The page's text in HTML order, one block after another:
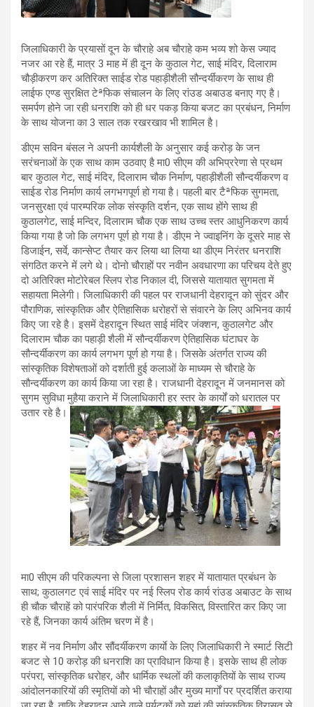
जिलाधिकारी के प्रयासों दून के चौराहे अब चौराहे कम भव्य शो केस ज्याद
नजर आ रहे हैं, मात्र 3 माह में ही दून के कुठाल गेट, साई मंदिर, दिलाराम
चौड़ीकरण कर अतिरिक्त साईड रोड पहाड़ीशैली सौन्दर्यीकरण के साथ ही
लाईफ एण्ड सुरक्षित टेªफिक संचालन के लिए रांउड अबाउड बनाए गए है।
समर्पण होने जा रही धनराशि को ही धर पकड़ किया बजट का प्रबंधन, निर्माण
के साथ योजना का 3 साल तक रखरखाव भी शामिल है।
डीएम सविन बंसल ने अपनी कार्यशैली के अनुसार कई करोड़ के जन
सरंचनाओं के एक साथ काम उठवाए है मा0 सीएम की अभिप्ररेणा से प्रथम
बार कुठाल गेट, साई मंदिर, दिलाराम चौक निर्माण, पहाड़ीशैली सौन्दर्यीकरण व
साईड रोड निर्माण कार्य लगभगपूर्ण हो गया है। पहली बार टैªफिक सुगमता,
जनसुरक्षा एवं पारम्परिक लोक संस्कृति दर्शन, एक साथ होंगे साथ ही
कुठालगेट, साई मन्दिर, दिलाराम चौक एक साथ उच्च स्तर आधुनिकरण कार्य
किया गया है जो कि लगभग पूर्ण हो गया है। डीएम ने ज्वाइनिंग के दूसरे माह से
डिजाईन, सर्वे, कान्सेप्ट तैयार कर लिया था लिया था डीएम निरंतर धनराशि
संगठित करने में लगे थे। दोनो चौराहों पर नवीन अवधारणा का परिचय देते हुए
दो अतिरिक्त मोटोरेबल स्लिप रोड निकाल दी, जिससे यातायात सुगमता में
सहायता मिलेगी। जिलाधिकारी की पहल पर राजधानी देहरादून को सुंदर और
पौराणिक, सांस्कृतिक और ऐतिहासिक धरोहरों से संवारने के लिए अभिनव कार्य
किए जा रहे है। इसमें देहरादून स्थित साई मंदिर जंक्शन, कुठालगेट और
दिलाराम चौक का पहाड़ी शैली में सौन्दर्यीकरण ऐतिहासिक घंटाघर के
सौन्दर्यीकरण का कार्य लगभग पूर्ण हो गया है। जिसके अंतर्गत राज्य की
सांस्कृतिक विशेषताओं को दर्शाती हुई कलाओं के माध्यम से चौराहे के
सौन्दर्यीकरण का कार्य किया जा रहा है। राजधानी देहरादून में जनमानस को
सुगम सुविधा मुहैया कराने में जिलाधिकारी हर स्तर के कार्यों को धरातल पर
उतार रहे है।
मा0 सीएम की परिकल्पना से जिला प्रशासन शहर में यातायात प्रबंधन के
साथ; कुठालगट एवं साई मंदिर पर नई स्लिप रोड कार्य रांउड अबाउट के साथ
ही चौक चौराहें को पारंपरिक शैली में निर्मित, विकसित, विस्तारित कर किए जा
रहे हैं, जिनका कार्य अंतिम चरण में है।
शहर में नव निर्माण और सौंदर्यीकरण कार्याे के लिए जिलाधिकारी ने स्मार्ट सिटी
बजट से 10 करोड़ की धनराशि का प्राविधान किया है। इसके साथ ही लोक
परंपरा, सांस्कृतिक धरोहर, और धार्मिक स्थलों की कलाकृतियों के साथ राज्य
आंदोलनकारियों की स्मृतियों को भी चौराहों और मुख्य मार्गों पर प्रदर्शित कराया